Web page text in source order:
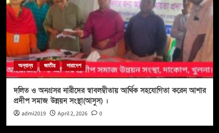
অন্যান্য জাতীয় সারাদেশ
দলিত ও অনগ্রসর নারীদের স্বাবলম্বীতায় আর্থিক সহযোগিতা করেন আশার
প্রদীপ সমাজ উন্নয়ন সংস্থা(আসুস) ।
admi2019 April 2, 2026 0